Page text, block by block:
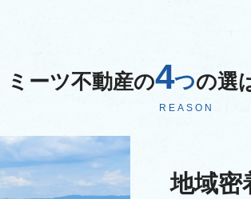
ミーツ不動産の4つの選
REASON
地域密